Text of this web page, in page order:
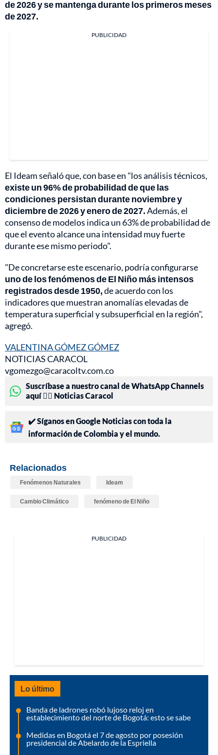
de 2026 y se mantenga durante los primeros meses
de 2027.
PUBLICIDAD
El Ideam señaló que, con base en "los análisis técnicos,
existe un 96% de probabilidad de que las
condiciones persistan durante noviembre y
diciembre de 2026 y enero de 2027.Además, el
consenso de modelos indica un 63% de probabilidad de
que el evento alcance una intensidad muy fuerte
durante ese mismo periodo".
"De concretarse este escenario, podría configurarse
uno de los fenómenos de El Niño más intensos
registrados desde 1950,de acuerdo con los
indicadores que muestran anomalías elevadas de
temperatura superficial y subsuperficial en la región",
agregó.
VALENTINA GÓMEZ GÓMEZ
NOTICIAS CARACOL
vgomezgo@caracoltv.com.co
Suscríbase a nuestro canal de WhatsApp Channels
aquí 👉🏻 Noticias Caracol
✔️ Síganos en Google Noticias con toda la
información de Colombia y el mundo.
Relacionados
Fenómenos Naturales Ideam
Cambio Climático fenómeno de El Niño
PUBLICIDAD
Lo último
Banda de ladrones robó lujoso reloj en
establecimiento del norte de Bogotá: esto se sabe
Medidas en Bogotá el 7 de agosto por posesión
presidencial de Abelardo de la Espriella